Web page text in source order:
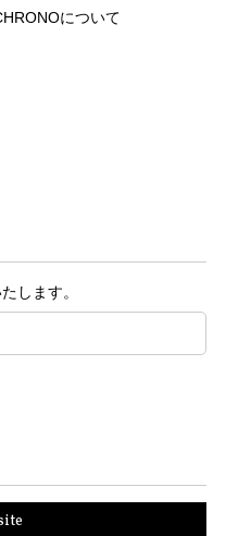
について
します。